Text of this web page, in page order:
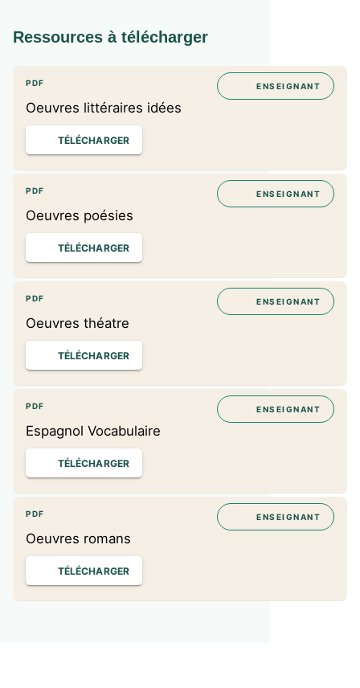
Ressources à télécharger
PDF
Oeuvres littéraires idées
ENSEIGNANT
TÉLÉCHARGER
PDF
Oeuvres poésies
ENSEIGNANT
TÉLÉCHARGER
PDF
Oeuvres théatre
ENSEIGNANT
TÉLÉCHARGER
PDF
Espagnol Vocabulaire
ENSEIGNANT
TÉLÉCHARGER
PDF
Oeuvres romans
ENSEIGNANT
TÉLÉCHARGER